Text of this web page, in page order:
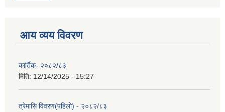
आय व्यय विवरण
कार्तिक- २०८२/८३
मिति: 12/14/2025 - 15:27
त्रेमासि विवरण(पहिलो) - २०८२/८३